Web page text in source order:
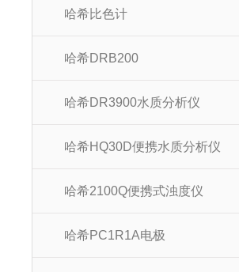
哈希比色计
哈希DRB200
哈希DR3900水质分析仪
哈希HQ30D便携水质分析仪
哈希2100Q便携式浊度仪
哈希PC1R1A电极